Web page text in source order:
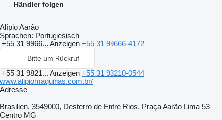
Händler folgen
Alípio Aarão
Sprachen: Portugiesisch
+55 31 9966... Anzeigen +55 31 99666-4172
Bitte um Rückruf
+55 31 9821... Anzeigen +55 31 98210-0544
www.alipiomaquinas.com.br/
Adresse
Brasilien, 3549000, Desterro de Entre Rios, Praça Aarão Lima 53
Centro MG